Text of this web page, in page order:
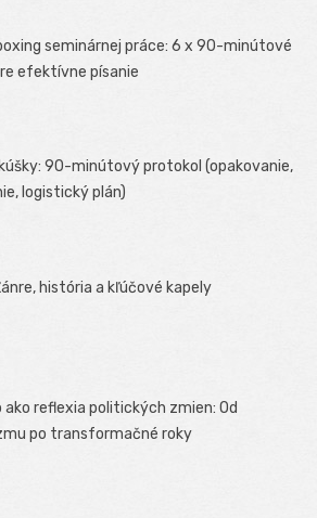
seminárnej práce: 6 x 90-minútové
efektívne písanie
90-minútový protokol (opakovanie,
logistický plán)
história a kľúčové kapely
ako reflexia politických zmien: Od
po transformačné roky